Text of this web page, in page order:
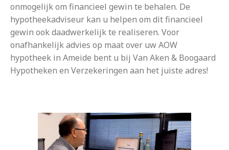
onmogelijk om financieel gewin te behalen. De
hypotheekadviseur kan u helpen om dit financieel
gewin ook daadwerkelijk te realiseren. Voor
onafhankelijk advies op maat over uw AOW
hypotheek in Ameide bent u bij Van Aken & Boogaard
Hypotheken en Verzekeringen aan het juiste adres!